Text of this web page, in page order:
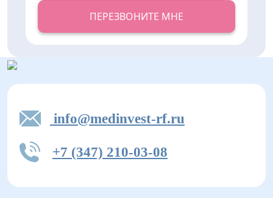
ПЕРЕЗВОНИТЕ МНЕ
info@medinvest-rf.ru
+7 (347) 210-03-08